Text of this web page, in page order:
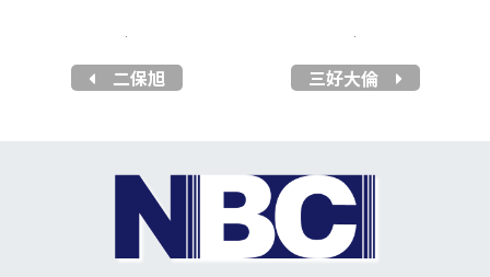
二保旭 三好大倫